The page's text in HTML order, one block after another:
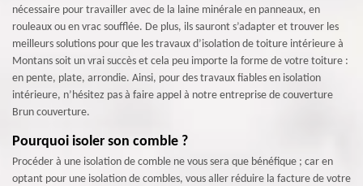
nécessaire pour travailler avec de la laine minérale en panneaux, en
rouleaux ou en vrac soufflée. De plus, ils sauront s’adapter et trouver les
meilleurs solutions pour que les travaux d’isolation de toiture intérieure à
Montans soit un vrai succès et cela peu importe la forme de votre toiture :
en pente, plate, arrondie. Ainsi, pour des travaux fiables en isolation
intérieure, n’hésitez pas à faire appel à notre entreprise de couverture
Brun couverture.
Pourquoi isoler son comble ?
Procéder à une isolation de comble ne vous sera que bénéfique ; car en
optant pour une isolation de combles, vous aller réduire la facture de votre